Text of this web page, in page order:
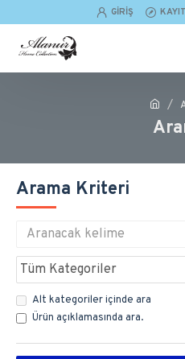
GIRIŞ
Arama Kriteri
Alt kategoriler içinde ara
Ürün açıklamasında ara.